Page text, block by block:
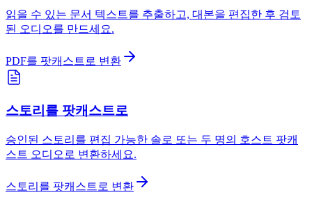
읽을 수 있는 문서 텍스트를 추출하고, 대본을 편집한 후 검토
된 오디오를 만드세요.
PDF를 팟캐스트로 변환
스토리를 팟캐스트로
승인된 스토리를 편집 가능한 솔로 또는 두 명의 호스트 팟캐
스트 오디오로 변환하세요.
스토리를 팟캐스트로 변환